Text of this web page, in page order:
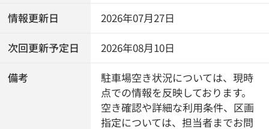
情報更新日 2026年07月27日
次回更新予定日 2026年08月10日
備考
駐車場空き状況については、現時
点での情報を反映しております。
空き確認や詳細な利用条件、区画
指定については、担当者までお問